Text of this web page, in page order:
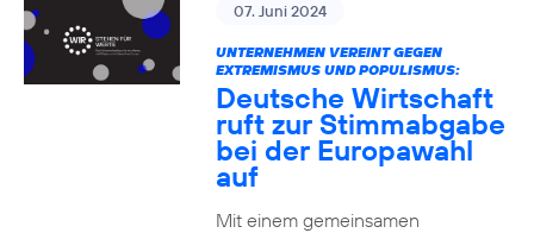
07. Juni 2024
UNTERNEHMEN VEREINT GEGEN
EXTREMISMUS UND POPULISMUS:
Deutsche Wirtschaft
ruft zur Stimmabgabe
bei der Europawahl
auf
Mit einem gemeinsamen